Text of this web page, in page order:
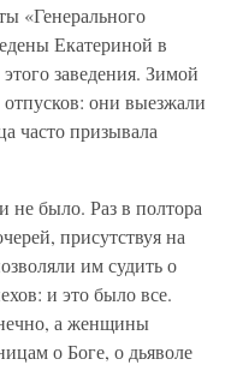
«Генерального
Екатериной в
заведения. Зимой
они выезжали
часто призывала
не было. Раз в полтора
присутствуя на
им судить о
и это было все.
а женщины
о Боге, о дьяволе